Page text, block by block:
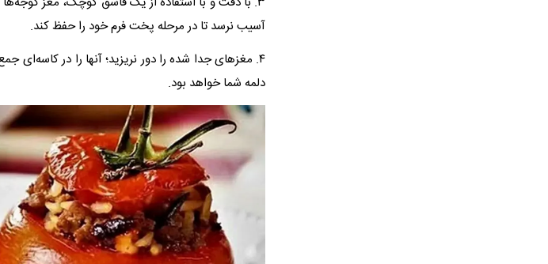
آسیب نرسد تا در مرحله پخت فرم خود را حفظ کند.
۴. مغزهای جدا شده را دور نریزید؛ آنها را در کاسه‌ای
دلمه شما خواهد بود.